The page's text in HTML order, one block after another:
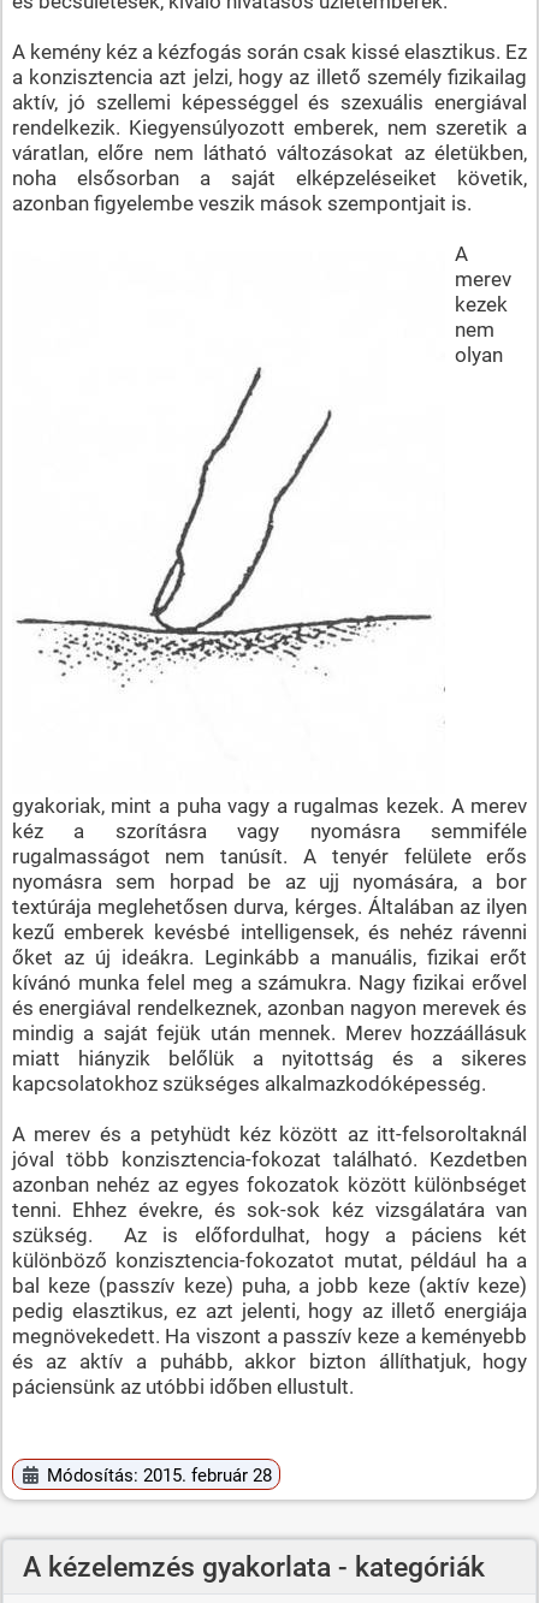
A kemény kéz a kézfogás során csak kissé elasztikus. Ez
a konzisztencia azt jelzi, hogy az illető személy fizikailag
aktív, jó szellemi képességgel és szexuális energiával
rendelkezik. Kiegyensúlyozott emberek, nem szeretik a
váratlan, előre nem látható változásokat az életükben,
noha elsősorban a saját elképzeléseiket követik,
azonban figyelembe veszik mások szempontjait is.
A
merev
kezek
nem
olyan
gyakoriak, mint a puha vagy a rugalmas kezek. A merev
kéz a szorításra vagy nyomásra semmiféle
rugalmasságot nem tanúsít. A tenyér felülete erős
nyomásra sem horpad be az ujj nyomására, a bor
textúrája meglehetősen durva, kérges. Általában az ilyen
kezű emberek kevésbé intelligensek, és nehéz rávenni
őket az új ideákra. Leginkább a manuális, fizikai erőt
kívánó munka felel meg a számukra. Nagy fizikai erővel
és energiával rendelkeznek, azonban nagyon merevek és
mindig a saját fejük után mennek. Merev hozzáállásuk
miatt hiányzik belőlük a nyitottság és a sikeres
kapcsolatokhoz szükséges alkalmazkodóképesség.
A merev és a petyhüdt kéz között az itt-felsoroltaknál
jóval több konzisztencia-fokozat található. Kezdetben
azonban nehéz az egyes fokozatok között különbséget
tenni. Ehhez évekre, és sok-sok kéz vizsgálatára van
szükség. Az is előfordulhat, hogy a páciens két
különböző konzisztencia-fokozatot mutat, például ha a
bal keze (passzív keze) puha, a jobb keze (aktív keze)
pedig elasztikus, ez azt jelenti, hogy az illető energiája
megnövekedett. Ha viszont a passzív keze a keményebb
és az aktív a puhább, akkor bizton állíthatjuk, hogy
páciensünk az utóbbi időben ellustult.
Módosítás: 2015. február 28
A kézelemzés gyakorlata - kategóriák